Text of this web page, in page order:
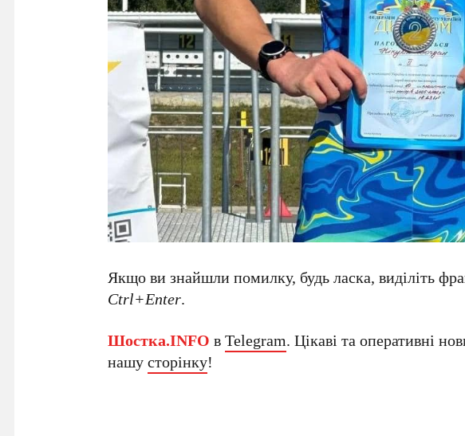
Якщо ви знайшли помилку, будь ласка, виділіть
Ctrl+Enter.
Шостка.INFO вTelegram. Цікаві та оперативні
нашусторінку!